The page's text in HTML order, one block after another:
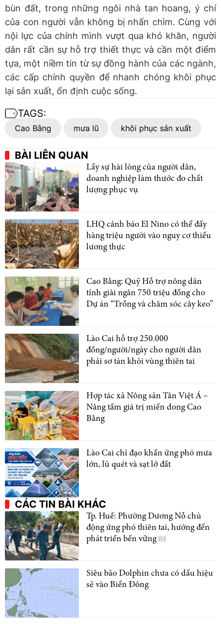
bùn đất, trong những ngôi nhà tan hoang, ý chí
của con người vẫn không bị nhấn chìm. Cùng với
nội lực của chính mình vượt qua khó khăn, người
dân rất cần sự hỗ trợ thiết thực và cần một điểm
tựa, một niềm tin từ sự đồng hành của các ngành,
các cấp chính quyền để nhanh chóng khôi phục
lại sản xuất, ổn định cuộc sống.
TAGS:
Cao Bằng mưa lũ khôi phục sản xuất
BÀI LIÊN QUAN
Lấy sự hài lòng của người dân,
doanh nghiệp làm thước đo chất
lượng phục vụ
LHQ cảnh báo El Nino có thể đẩy
hàng triệu người vào nguy cơ thiếu
lương thực
Cao Bằng: Quỹ Hỗ trợ nông dân
tỉnh giải ngân 750 triệu đồng cho
Dự án “Trồng và chăm sóc cây keo”
Lào Cai hỗ trợ 250.000
đồng/người/ngày cho người dân
phải sơ tán khỏi vùng thiên tai
Hợp tác xã Nông sản Tân Việt Á –
Nâng tầm giá trị miến dong Cao
Bằng
Lào Cai chỉ đạo khẩn ứng phó mưa
lớn, lũ quét và sạt lở đất
CÁC TIN BÀI KHÁC
Tp. Huế: Phường Dương Nỗ chủ
động ứng phó thiên tai, hướng đến
phát triển bền vững
Siêu bão Dolphin chưa có dấu hiệu
sẽ vào Biển Đông